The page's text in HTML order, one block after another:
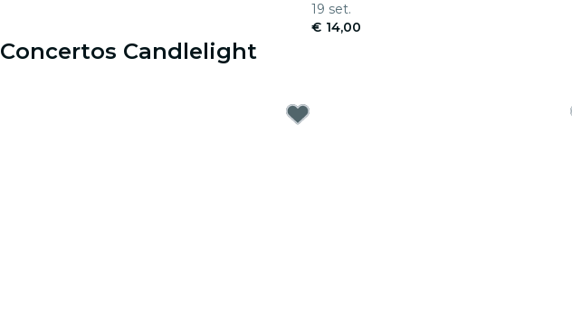
19 set.
€ 14,00
Concertos Candlelight